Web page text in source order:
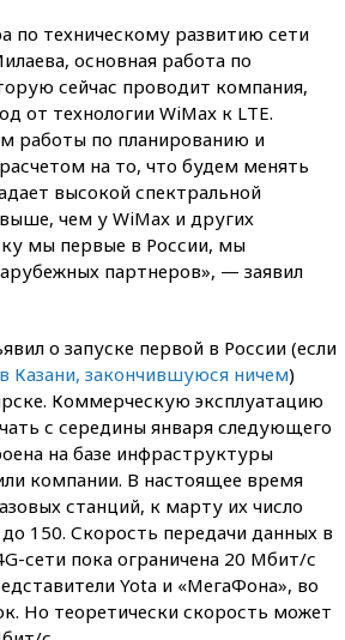
по техническому развитию сети
основная работа по
сейчас проводит компания,
от технологии WiMax к LTE.
работы по планированию и
на то, что будем менять
высокой спектральной
чем у WiMax и других
мы первые в России, мы
партнеров», — заявил
о запуске первой в России (если
Казани, закончившуюся ничем)
Коммерческую эксплуатацию
с середины января следующего
на базе инфраструктуры
компании. В настоящее время
станций, к марту их число
150. Скорость передачи данных в
сети пока ограничена 20 Мбит/с
Yota и «МегаФона», во
Но теоретически скорость может